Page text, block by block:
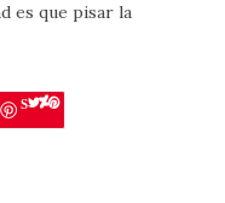
es que pisar la
Save